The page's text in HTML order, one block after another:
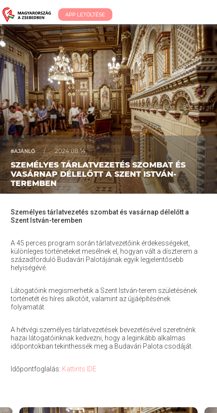
APP LETÖLTÉSE
#AJÁNLÓ / 2024.08.14.
SZEMÉLYES TÁRLATVEZETÉS SZOMBAT ÉS
VASÁRNAP DÉLELŐTT A SZENT ISTVÁN-
TEREMBEN
Személyes tárlatvezetés szombat és vasárnap délelőtt a
Szent István-teremben
A 45 perces program során tárlatvezetőink érdekességeket,
különleges történeteket mesélnek el, hogyan vált a díszterem a
századforduló Budavári Palotájának egyik legjelentősebb
helyiségévé.
Látogatóink megismerhetik a Szent István-terem születésének
történetét és híres alkotóit, valamint az újjáépítésének
folyamatát.
A hétvégi személyes tárlatvezetések bevezetésével szeretnénk
hazai látogatóinknak kedvezni, hogy a leginkább alkalmas
időpontokban tekinthessék meg a Budavári Palota csodáját.
Időpontfoglalás: Kattints IDE